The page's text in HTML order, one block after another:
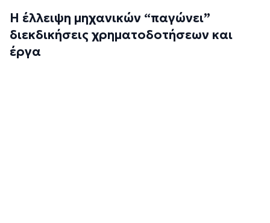
Η έλλειψη μηχανικών “παγώνει”
διεκδικήσεις χρηματοδοτήσεων και
έργα